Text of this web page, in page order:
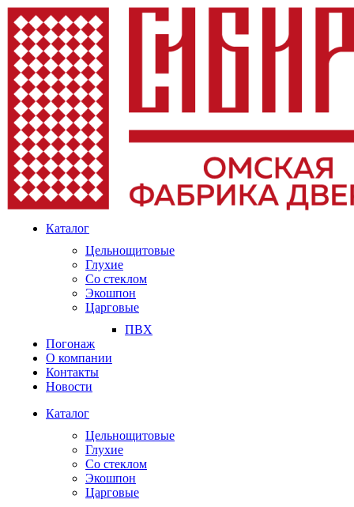
Каталог
Цельнощитовые
Глухие
Со стеклом
Экошпон
Царговые
ПВХ
Погонаж
О компании
Контакты
Новости
Каталог
Цельнощитовые
Глухие
Со стеклом
Экошпон
Царговые